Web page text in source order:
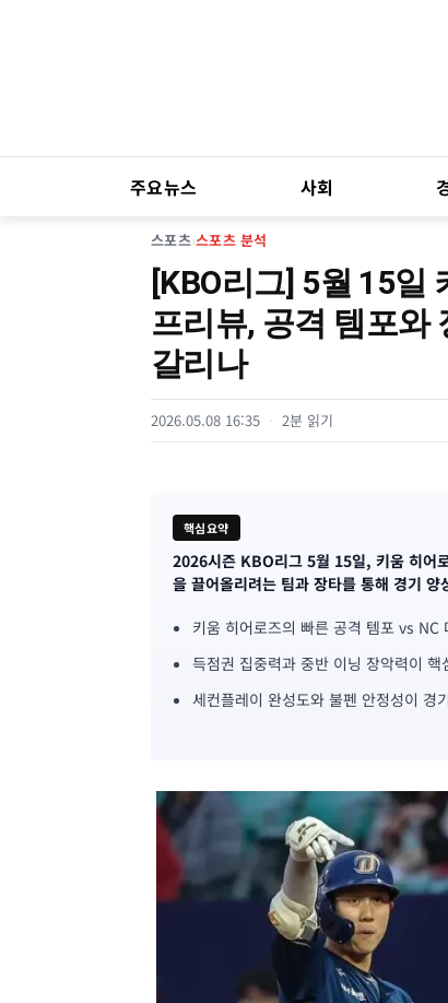
주요뉴스 사회
스포츠›스포츠 분석
[KBO리그] 5월 15일
프리뷰, 공격 템포와
갈리나
2026.05.08 16:35 2분 읽기
핵심요약
기
심
2026시즌 KBO리그 5월 15일, 키움 히어
을 끌어올리려는 팀과 장타를 통해 경기
키움 히어로즈의 빠른 공격 템포 vs NC
득점권 집중력과 중반 이닝 장악력이 핵
세컨플레이 완성도와 불펜 안정성이 경